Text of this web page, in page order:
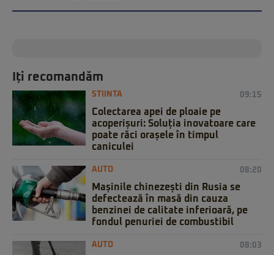
Iți recomandăm
STIINTA 09:15
Colectarea apei de ploaie pe
acoperișuri: Soluția inovatoare care
poate răci orașele în timpul
caniculei
AUTO 08:20
Mașinile chinezești din Rusia se
defectează în masă din cauza
benzinei de calitate inferioară, pe
fondul penuriei de combustibil
AUTO 08:03